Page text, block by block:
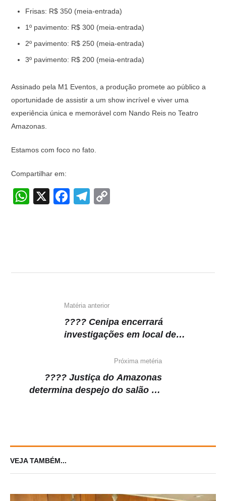
Frisas: R$ 350 (meia-entrada)
1º pavimento: R$ 300 (meia-entrada)
2º pavimento: R$ 250 (meia-entrada)
3º pavimento: R$ 200 (meia-entrada)
Assinado pela M1 Eventos, a produção promete ao público a
oportunidade de assistir a um show incrível e viver uma
experiência única e memorável com Nando Reis no Teatro
Amazonas.
Estamos com foco no fato.
Compartilhar em:
W
p
X
F
o
k
T
m n
Matéria anterior
???? Cenipa encerrará
investigações em local de
Próxima metéria
???? Justiça do Amazonas
determina despejo do salão de
VEJA TAMBÉM...